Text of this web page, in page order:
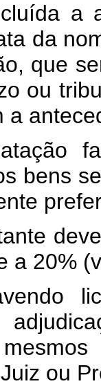
a
da
que
ou
a
bens
a 20%
ou